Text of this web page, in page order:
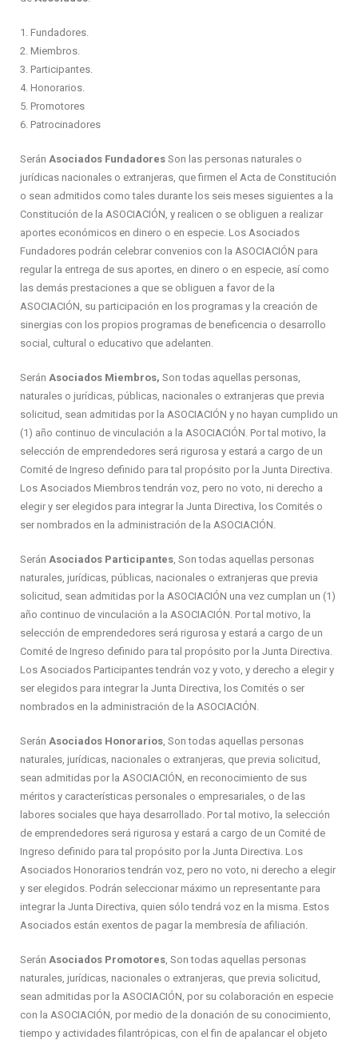
1. Fundadores.
2. Miembros.
3. Participantes.
4. Honorarios.
5. Promotores
6. Patrocinadores
Serán Asociados Fundadores Son las personas naturales o
jurídicas nacionales o extranjeras, que firmen el Acta de Constitución
o sean admitidos como tales durante los seis meses siguientes a la
Constitución de la ASOCIACIÓN, y realicen o se obliguen a realizar
aportes económicos en dinero o en especie. Los Asociados
Fundadores podrán celebrar convenios con la ASOCIACIÓN para
regular la entrega de sus aportes, en dinero o en especie, así como
las demás prestaciones a que se obliguen a favor de la
ASOCIACIÓN, su participación en los programas y la creación de
sinergias con los propios programas de beneficencia o desarrollo
social, cultural o educativo que adelanten.
Serán Asociados Miembros, Son todas aquellas personas,
naturales o jurídicas, públicas, nacionales o extranjeras que previa
solicitud, sean admitidas por la ASOCIACIÓN y no hayan cumplido un
(1) año continuo de vinculación a la ASOCIACIÓN. Por tal motivo, la
selección de emprendedores será rigurosa y estará a cargo de un
Comité de Ingreso definido para tal propósito por la Junta Directiva.
Los Asociados Miembros tendrán voz, pero no voto, ni derecho a
elegir y ser elegidos para integrar la Junta Directiva, los Comités o
ser nombrados en la administración de la ASOCIACIÓN.
Serán Asociados Participantes , Son todas aquellas personas
naturales, jurídicas, públicas, nacionales o extranjeras que previa
solicitud, sean admitidas por la ASOCIACIÓN una vez cumplan un (1)
año continuo de vinculación a la ASOCIACIÓN. Por tal motivo, la
selección de emprendedores será rigurosa y estará a cargo de un
Comité de Ingreso definido para tal propósito por la Junta Directiva.
Los Asociados Participantes tendrán voz y voto, y derecho a elegir y
ser elegidos para integrar la Junta Directiva, los Comités o ser
nombrados en la administración de la ASOCIACIÓN.
Serán Asociados Honorarios , Son todas aquellas personas
naturales, jurídicas, nacionales o extranjeras, que previa solicitud,
sean admitidas por la ASOCIACIÓN, en reconocimiento de sus
méritos y características personales o empresariales, o de las
labores sociales que haya desarrollado. Por tal motivo, la selección
de emprendedores será rigurosa y estará a cargo de un Comité de
Ingreso definido para tal propósito por la Junta Directiva. Los
Asociados Honorarios tendrán voz, pero no voto, ni derecho a elegir
y ser elegidos. Podrán seleccionar máximo un representante para
integrar la Junta Directiva, quien sólo tendrá voz en la misma. Estos
Asociados están exentos de pagar la membresía de afiliación.
Serán Asociados Promotores , Son todas aquellas personas
naturales, jurídicas, nacionales o extranjeras, que previa solicitud,
sean admitidas por la ASOCIACIÓN, por su colaboración en especie
con la ASOCIACIÓN, por medio de la donación de su conocimiento,
tiempo y actividades filantrópicas, con el fin de apalancar el objeto